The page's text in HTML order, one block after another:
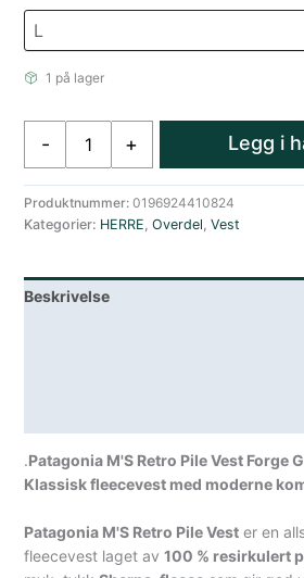
1 på lager
-
Vest
Herre
antall
+ Legg i
Produktnummer:0196924410824
Kategorier: HERRE,Overdel,Vest
Beskrivelse
.Patagonia M'S Retro Pile Vest Forge
Klassisk fleecevest med moderne
Patagonia M'S Retro Pile Vest er en
fleecevest laget av100 % resirkulert